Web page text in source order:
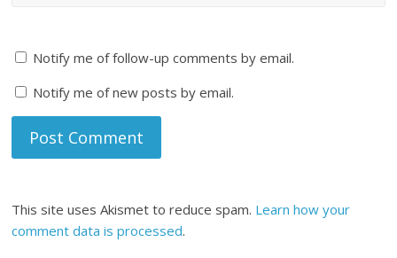
Notify me of follow-up comments by email.
Notify me of new posts by email.
This site uses Akismet to reduce spam. Learn how your
comment data is processed.